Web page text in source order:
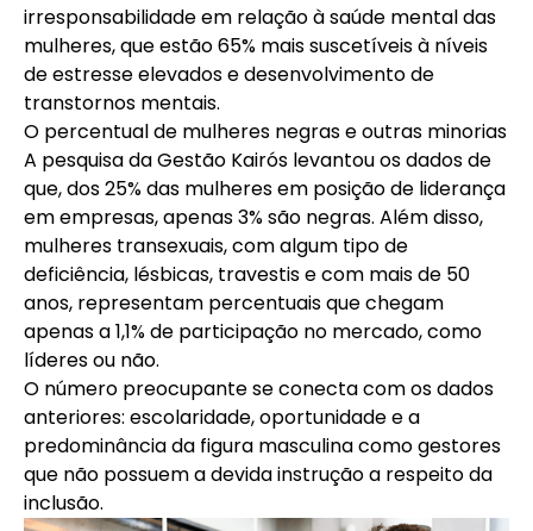
irresponsabilidade em relação à saúde mental das
mulheres, que estão 65% mais suscetíveis à níveis
de estresse elevados e desenvolvimento de
transtornos mentais.
O percentual de mulheres negras e outras minorias
A pesquisa daGestão Kairós levantou os dados de
que, dos 25% das mulheres em posição de liderança
em empresas, apenas 3% são negras. Além disso,
mulheres transexuais, com algum tipo de
deficiência, lésbicas, travestis e com mais de 50
anos, representam percentuais que chegam
apenas a 1,1% de participação no mercado, como
líderes ou não.
O número preocupante se conecta com os dados
anteriores: escolaridade, oportunidade e a
predominância da figura masculina como gestores
que não possuem a devida instrução a respeito da
inclusão.